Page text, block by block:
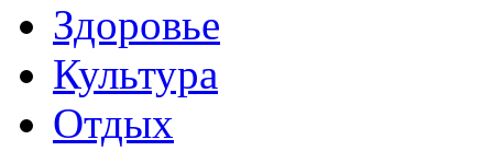
Здоровье
Культура
Отдых